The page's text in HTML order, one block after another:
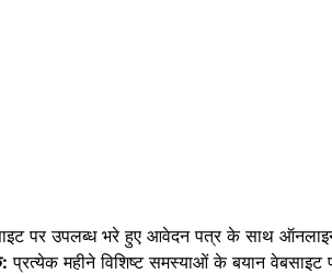
पर उपलब्ध भरे हुए आवेदन पत्र के साथ
प्रत्येक महीने विशिष्ट समस्याओं के बयान